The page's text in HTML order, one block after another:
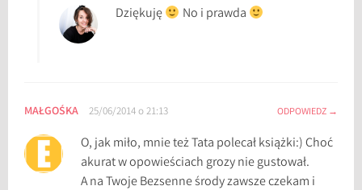
Dziękuję No i prawda
MAŁGOŚKA 25/06/2014 o 21:13 ODPOWIEDZ
O, jak miło, mnie też Tata polecał książki:) Choć
akurat w opowieściach grozy nie gustował.
A na Twoje Bezsenne środy zawsze czekam i